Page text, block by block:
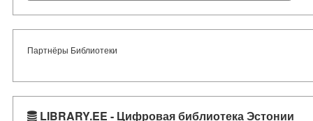
Партнёры Библиотеки
LIBRARY.EE - Цифровая библиотека Эстонии